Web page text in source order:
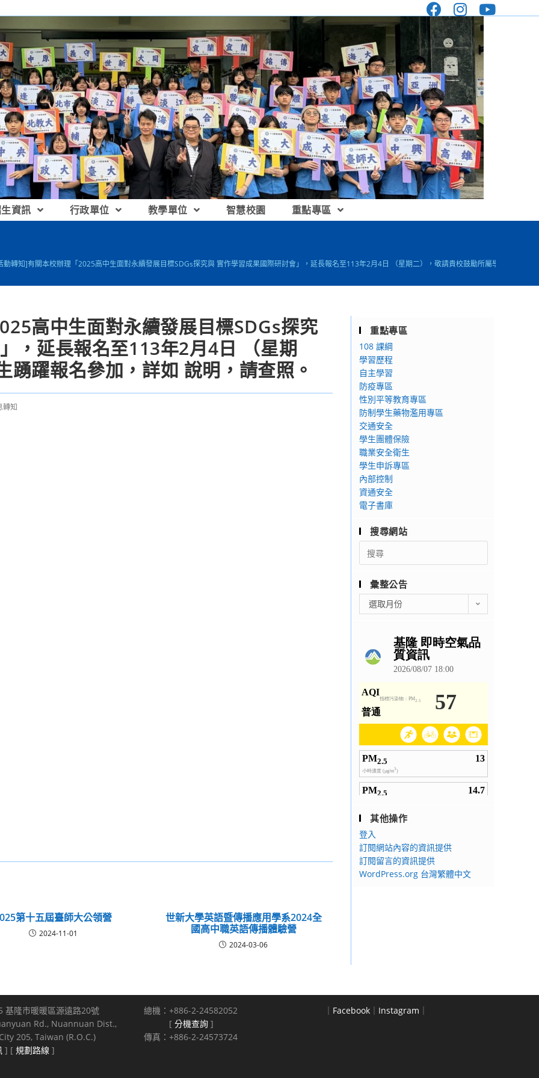
資訊 行政單位 教學單位 智慧校園 重點專區
動轉知]有關本校辦理「2025高中生面對永續發展目標SDGs探究與 實作學習成果國際研討會」，延長報名至113年2月4日 （星期二），敬請貴校鼓勵所屬學生踴躍報名
高中生面對永續發展目標SDGs探究
，延長報名至113年2月4日 （星期
踴躍報名參加，詳如 說明，請查照。
轉知
第十五屆臺師大公領營
2024-11-01
世新大學英語暨傳播應用學系2024全
國高中職英語傳播體驗營
2024-03-06
重點專區
108 課綱
學習歷程
自主學習
防疫專區
性別平等教育專區
防制學生藥物濫用專區
交通安全
學生團體保險
職業安全衛生
學生申訴專區
內部控制
資通安全
電子書庫
搜尋網站
Search
for:
彙整公告
整
選取月份
其他操作
登入
訂閱網站內容的資訊提供
訂閱留言的資訊提供
WordPress.org 台灣繁體中文
基隆市暖暖區源遠路20號
Rd., Nuannuan Dist.,
205, Taiwan (R.O.C.)
] [ 規劃路線 ]
總機：+886-2-24582052
[ 分機查詢 ]
傳真：+886-2-24573724
｜ Facebook ｜ Instagram ｜